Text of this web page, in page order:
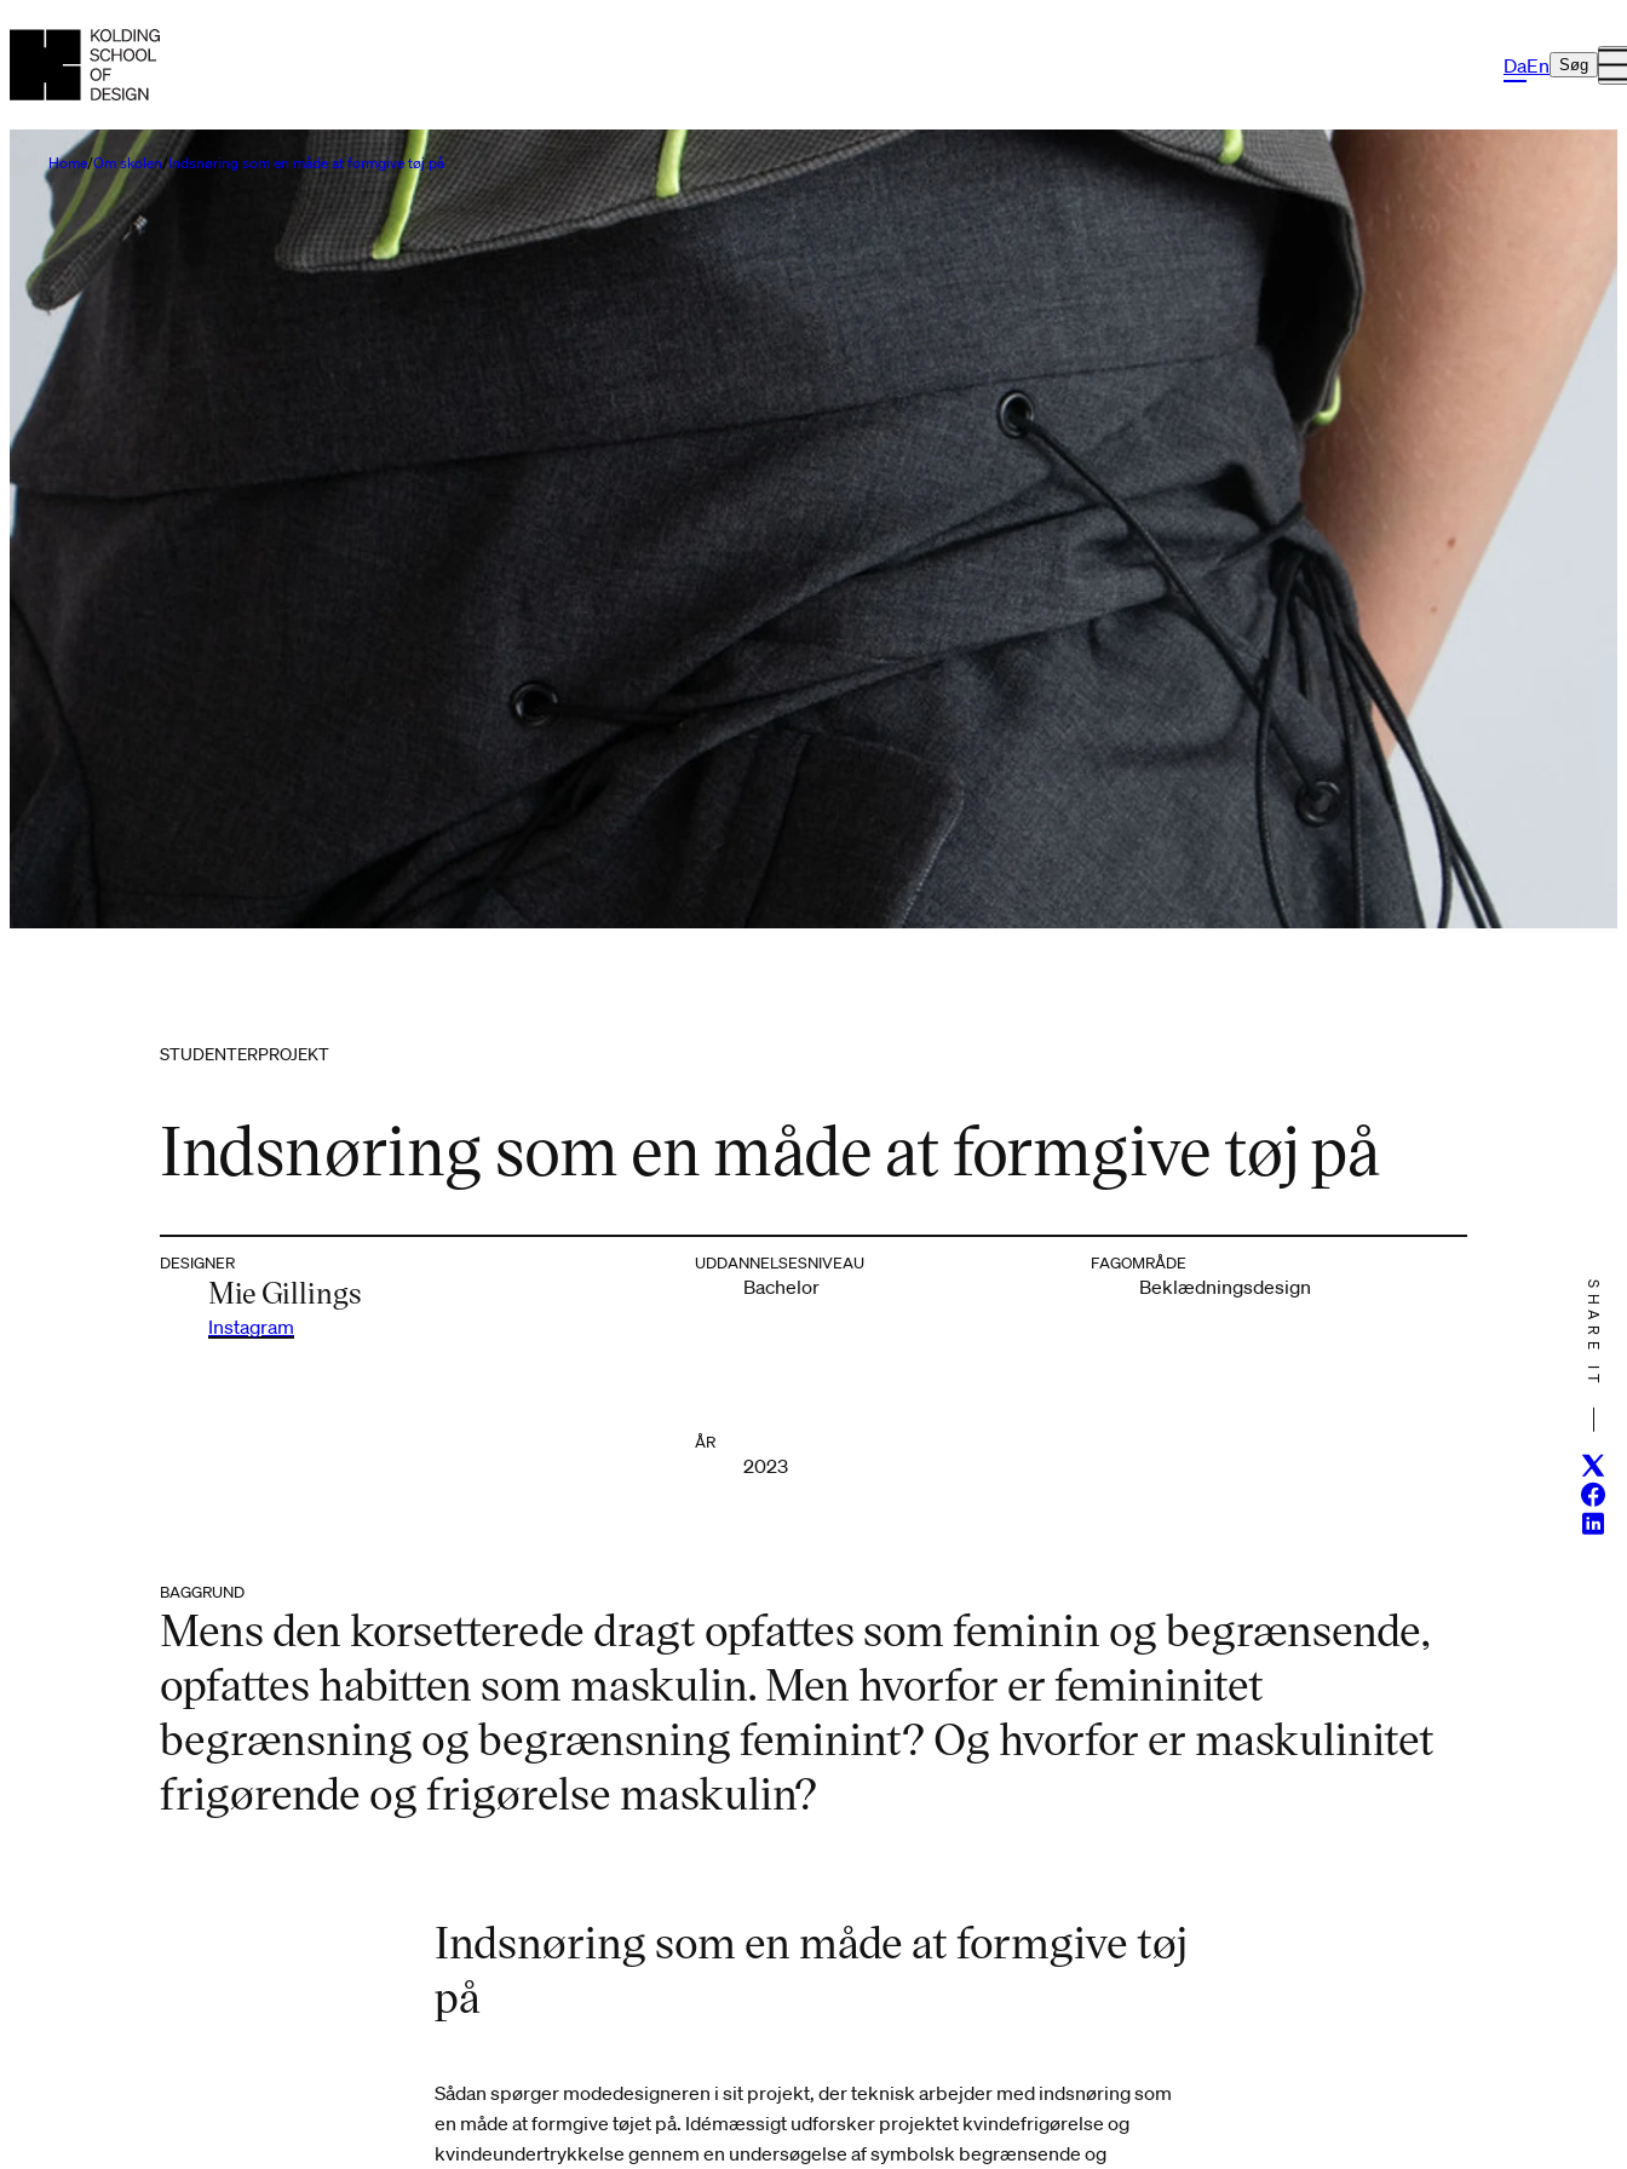
DaEn Søg
Home Om skolen Indsnøring som en måde at formgive tøj på
STUDENTERPROJEKT
Indsnøring som en måde at formgive tøj på
DESIGNER
Mie Gillings
Instagram
UDDANNELSESNIVEAU
Bachelor
FAGOMRÅDE
Beklædningsdesign
ÅR
2023
SHARE IT
BAGGRUND
Mens den korsetterede dragt opfattes som feminin og begrænsende,
opfattes habitten som maskulin. Men hvorfor er femininitet
begrænsning og begrænsning feminint? Og hvorfor er maskulinitet
frigørende og frigørelse maskulin?
Indsnøring som en måde at formgive tøj
på
Sådan spørger modedesigneren i sit projekt, der teknisk arbejder med indsnøring som
en måde at formgive tøjet på. Idémæssigt udforsker projektet kvindefrigørelse og
kvindeundertrykkelse gennem en undersøgelse af symbolsk begrænsende og